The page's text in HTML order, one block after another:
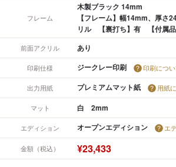
フレーム
木製ブラック 14mm
【フレーム】幅14mm、厚
リル 【裏打ち】有 【付属品
前面アクリル あり
印刷仕様 ジークレー印刷 印刷につ
出力用紙 プレミアムマット紙 用紙
マット 白 2mm
エディション オープンエディション エ
金額（税込） ¥23,433